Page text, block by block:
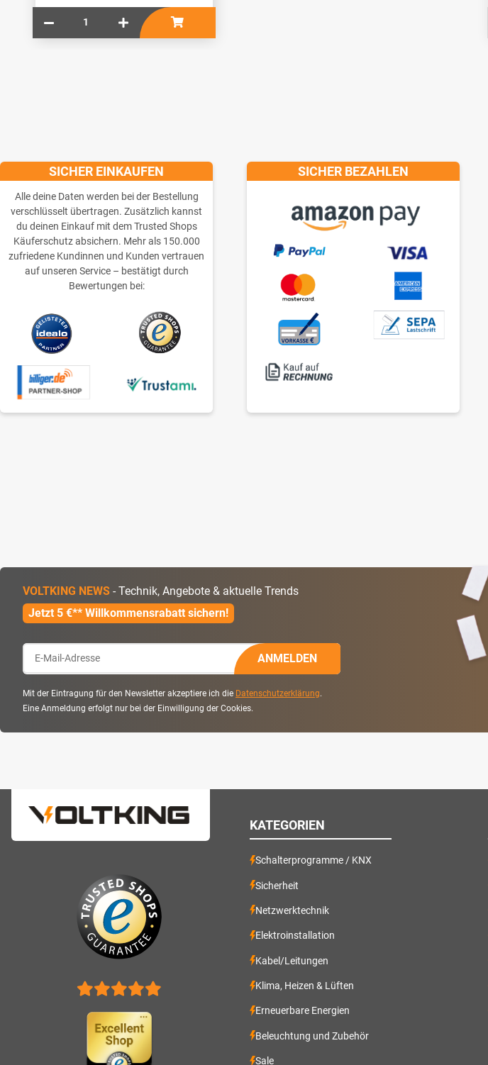
VOLTKING NEWS - Technik, Angebote & aktuelle Trends
Jetzt 5 €** Willkommensrabatt sichern!
ANMELDEN
Mit der Eintragung für den Newsletter akzeptiere ich die Datenschutzerklärung.
Eine Anmeldung erfolgt nur bei der Einwilligung der Cookies.
SICHER EINKAUFEN
Alle deine Daten werden bei der Bestellung
verschlüsselt übertragen. Zusätzlich kannst
du deinen Einkauf mit dem Trusted Shops
Käuferschutz absichern. Mehr als 150.000
zufriedene Kundinnen und Kunden vertrauen
auf unseren Service – bestätigt durch
Bewertungen bei:
SICHER BEZAHLEN
KATEGORIEN
Schalterprogramme / KNX
Sicherheit
Netzwerktechnik
Elektroinstallation
Kabel/Leitungen
Klima, Heizen & Lüften
Erneuerbare Energien
Beleuchtung und Zubehör
Sale